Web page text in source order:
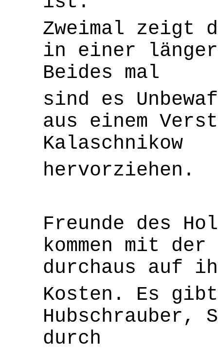
Zweimal zeigt
in einer
Beides mal
sind es
aus einem
Kalaschnikow
hervorziehen.
Freunde des
kommen mit
durchaus auf
Kosten. Es
Hubschrauber,
durch